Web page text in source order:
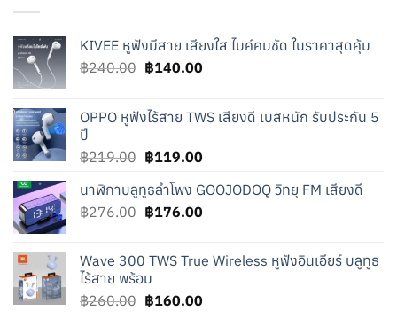
KIVEE หูฟังมีสาย เสียงใส ไมค์คมชัด ในราคาสุดคุ้ม
฿240.00 Original
฿240.00.
฿140.00Current
฿140.00.
OPPO หูฟังไร้สาย TWS เสียงดี เบสหนัก รับประกัน 5
ปี
฿219.00 Original
was:
฿219.00.
฿119.00Current
is:
฿119.00.
นาฬิกาบลูทูธลำโพง GOOJODOQ วิทยุ FM เสียงดี
฿276.00 Original
฿276.00.
฿176.00Current
฿176.00.
Wave 300 TWS True Wireless หูฟังอินเอียร์ บลูทูธ
ไร้สาย พร้อม
฿260.00 Original
฿160.00Current